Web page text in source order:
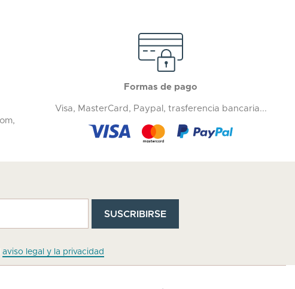
Formas de pago
Visa, MasterCard, Paypal, trasferencia bancaria...
aviso legal y la privacidad